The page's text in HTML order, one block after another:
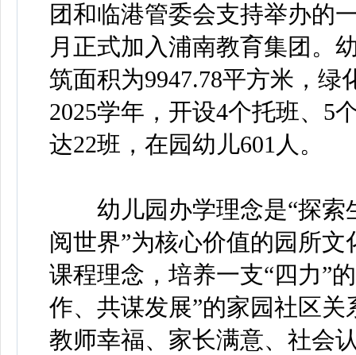
团和临港管委会支持举办的
月正式加入浦南教育集团。
筑面积为9947.78平方米，绿
2025学年，开设4个托班、5
达22班，在园幼儿601人。
幼儿园办学理念是“探索
阅世界”为核心价值的园所
课程理念，培养一支“四力”
作、共谋发展”的家园社区
教师幸福、家长满意、社会